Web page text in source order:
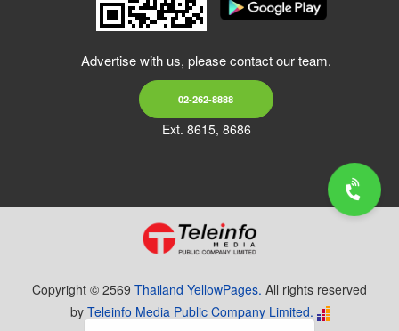
Advertise with us, please contact our team.
02-262-8888
Ext. 8615, 8686
Copyright © 2569 Thailand YellowPages. All rights reserved
by Teleinfo Media Public Company Limited.